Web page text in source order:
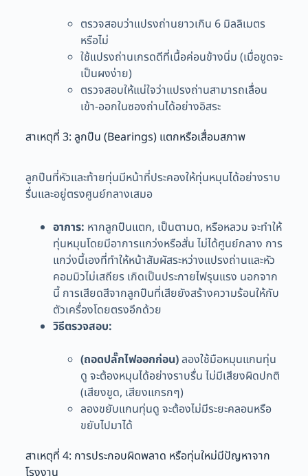
ตรวจสอบว่าแปรงถ่านยาวเกิน 6 มิลลิเมตร
หรือไม่
ใช้แปรงถ่านเกรดดีที่เนื้อค่อนข้างนิ่ม (เมื่อขูดจะ
เป็นผงง่าย)
ตรวจสอบให้แน่ใจว่าแปรงถ่านสามารถเลื่อน
เข้า-ออกในซองถ่านได้อย่างอิสระ
สาเหตุที่ 3: ลูกปืน (Bearings) แตกหรือเสื่อมสภาพ
ลูกปืนที่หัวและท้ายทุ่นมีหน้าที่ประคองให้ทุ่นหมุนได้อย่างราบ
รื่นและอยู่ตรงศูนย์กลางเสมอ
อาการ: หากลูกปืนแตก, เป็นตามด, หรือหลวม จะทำให้
ทุ่นหมุนโดยมีอาการแกว่งหรือสั่น ไม่ได้ศูนย์กลาง การ
แกว่งนี้เองที่ทำให้หน้าสัมผัสระหว่างแปรงถ่านและหัว
คอมมิวไม่เสถียร เกิดเป็นประกายไฟรุนแรง นอกจาก
นี้ การเสียดสีจากลูกปืนที่เสียยังสร้างความร้อนให้กับ
ตัวเครื่องโดยตรงอีกด้วย
วิธีตรวจสอบ:
(ถอดปลั๊กไฟออกก่อน)ลองใช้มือหมุนแกนทุ่น
ดู จะต้องหมุนได้อย่างราบรื่น ไม่มีเสียงผิดปกติ
(เสียงขูด, เสียงแกรกๆ)
ลองขยับแกนทุ่นดู จะต้องไม่มีระยะคลอนหรือ
ขยับไปมาได้
สาเหตุที่ 4: การประกอบผิดพลาด หรือทุ่นใหม่มีปัญหาจาก
โรงงาน